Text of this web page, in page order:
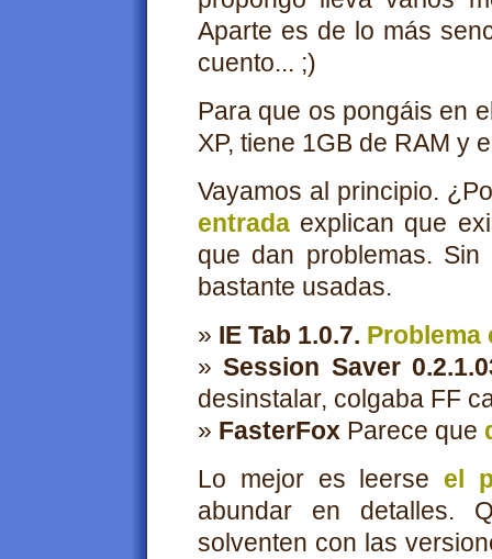
Aparte es de lo más
cuento... ;)
Para que os pongáis en
XP, tiene 1GB de RAM y
Vayamos al principio.
entrada explican que
que dan problemas.
bastante usadas.
» IE Tab 1.0.7. Problema
»Session Saver
desinstalar, colgaba FF
» FasterFox Parece que
Lo mejor es leerse el
abundar en detalles.
solventen con las